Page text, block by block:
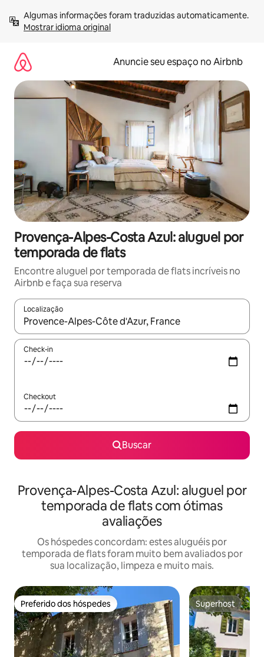
para
Mostrar idioma original
Anuncie seu espaço no Airbnb
Provença-Alpes-Costa Azul: aluguel por
temporada de flats
Encontre aluguel por temporada de flats incríveis no
Airbnb e faça sua reserva
Localização
Quando os resultados estiverem disponíveis, explore-os
Check-in
Checkout
Buscar
Provença-Alpes-Costa Azul: aluguel por
temporada de flats com ótimas
avaliações
Os hóspedes concordam: estes aluguéis por
temporada de flats foram muito bem avaliados por
sua localização, limpeza e muito mais.
Preferido dos hóspedes
Preferido dos hóspedes Superhost
Superhost